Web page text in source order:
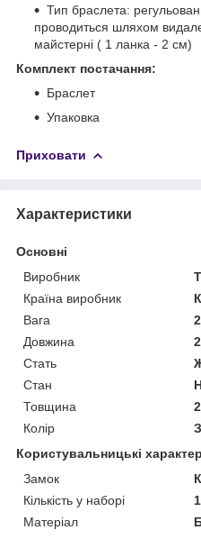
Тип браслета:
проводиться шляхом
майстерні ( 1 ланка - 2 см)
Комплект постачання:
Браслет
Упаковка
Приховати
Характеристики
Основні
Виробник
Країна виробник
Вага
Довжина
Стать
Стан
Товщина
Колір
Користувальницькі
Замок
Кількість у наборі
Матеріал